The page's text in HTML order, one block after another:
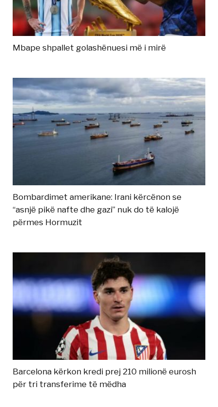
Mbape shpallet golashënuesi më i mirë
Bombardimet amerikane: Irani kërcënon se
“asnjë pikë nafte dhe gazi” nuk do të kalojë
përmes Hormuzit
Barcelona kërkon kredi prej 210 milionë eurosh
për tri transferime të mëdha